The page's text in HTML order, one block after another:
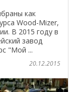
как
Wood-Mizer,
В 2015 году в
завод
"Мой ...
20.12.2015